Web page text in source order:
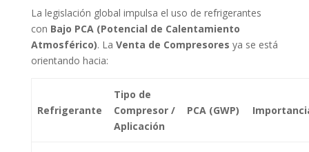
La legislación global impulsa el uso de refrigerantes
con Bajo PCA (Potencial de Calentamiento
Atmosférico). La Venta de Compresores ya se está
orientando hacia:
Refrigerante
Tipo de
Compresor /
Aplicación
PCA (GWP)